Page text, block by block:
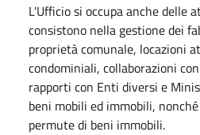
L'Ufficio si occupa anche delle
consistono nella gestione dei
proprietà comunale, locazioni
condominiali, collaborazioni
rapporti con Enti diversi e
beni mobili ed immobili,
permute di beni immobili.